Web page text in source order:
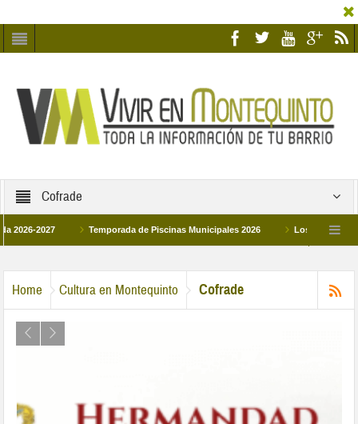
Cofrade
2027 Temporada de Piscinas Municipales 2026 Los Campus de
Home Cultura en Montequinto Cofrade